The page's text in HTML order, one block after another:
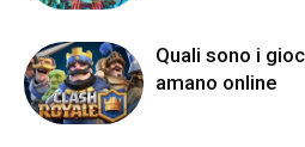
Quali sono i
amano online